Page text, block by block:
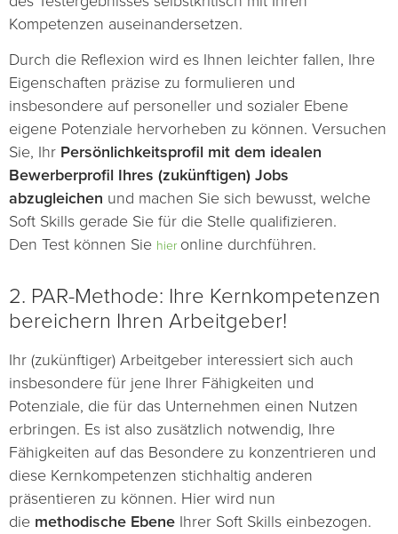
Kompetenzen auseinandersetzen.
Durch die Reflexion wird es Ihnen leichter fallen, Ihre
Eigenschaften präzise zu formulieren und
insbesondere auf personeller und sozialer Ebene
eigene Potenziale hervorheben zu können. Versuchen
Sie, Ihr Persönlichkeitsprofil mit dem idealen
Bewerberprofil Ihres (zukünftigen) Jobs
abzugleichen und machen Sie sich bewusst, welche
Soft Skills gerade Sie für die Stelle qualifizieren.
Den Test können Sie hier online durchführen.
2. PAR-Methode: Ihre Kernkompetenzen
bereichern Ihren Arbeitgeber!
Ihr (zukünftiger) Arbeitgeber interessiert sich auch
insbesondere für jene Ihrer Fähigkeiten und
Potenziale, die für das Unternehmen einen Nutzen
erbringen. Es ist also zusätzlich notwendig, Ihre
Fähigkeiten auf das Besondere zu konzentrieren und
diese Kernkompetenzen stichhaltig anderen
präsentieren zu können. Hier wird nun
die methodische Ebene Ihrer Soft Skills einbezogen.